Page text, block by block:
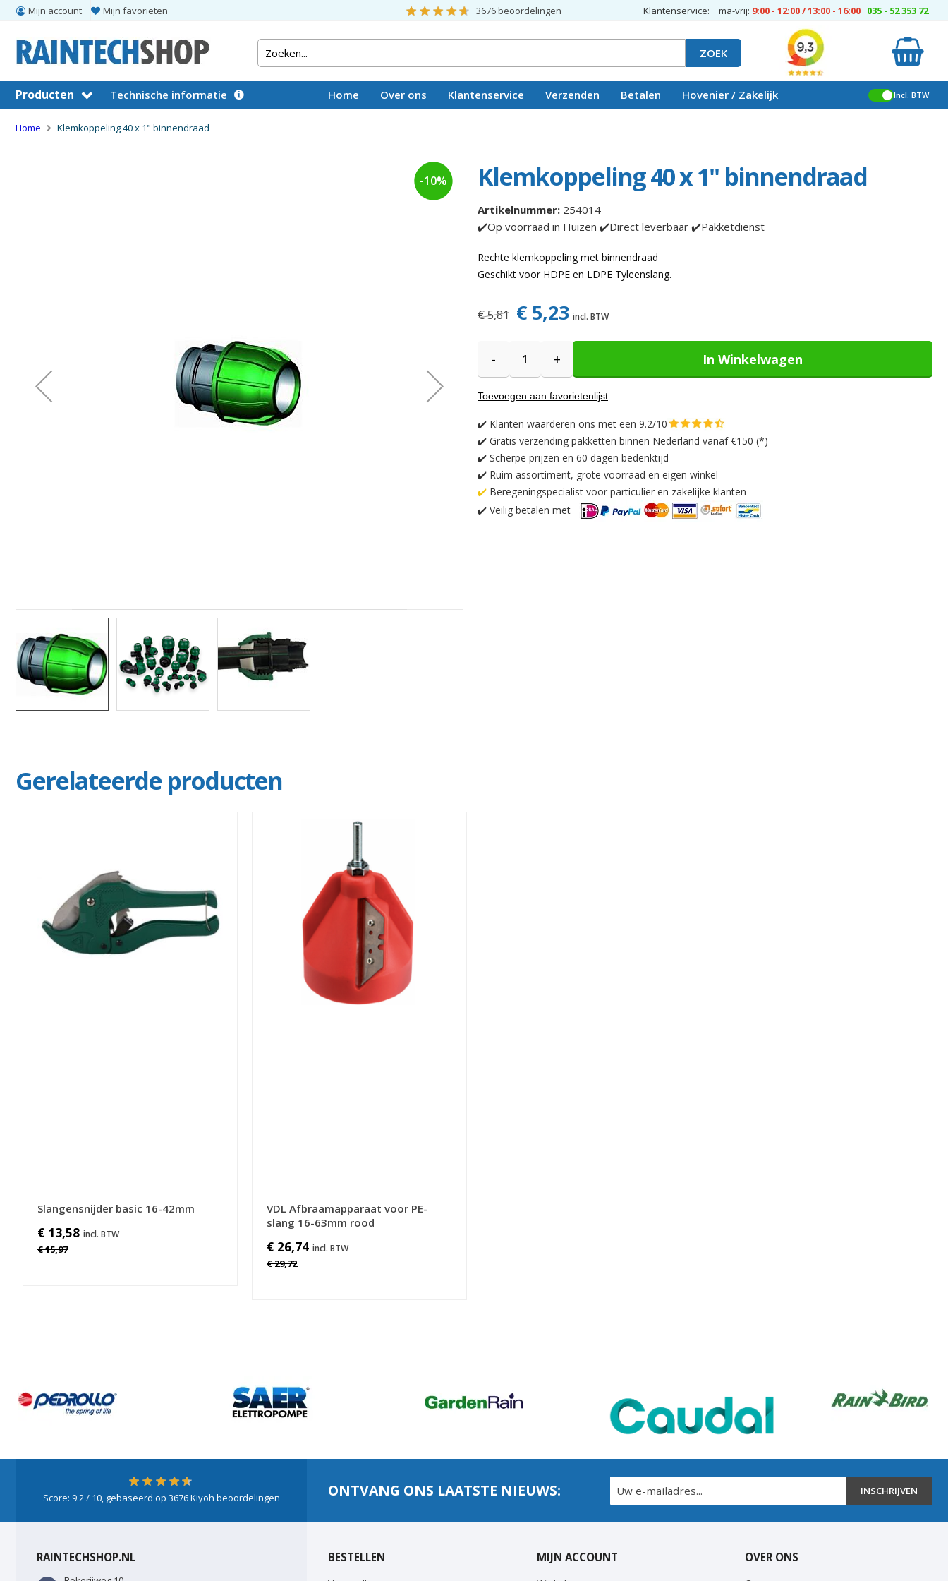
Mijn account Mijn favorieten Klantenservice: ma-vrij: 9:00 - 12:00 / 13:00 - 16:00 035 - 52 353 72
3676beoordelingen
Incl. BTW
ZOEK
Producten Technische informatie Home Over ons Klantenservice Verzenden Betalen
Hovenier / Zakelijk
Home Klemkoppeling 40 x 1" binnendraad
-10% Klemkoppeling 40 x 1" binnendraad
Artikelnummer: 254014
✔️Op voorraad in Huizen ✔️Direct leverbaar ✔️Pakketdienst
Rechte klemkoppeling met binnendraad
Geschikt voor HDPE en LDPE Tyleenslang.
€ 5,23
€ 5,81
- + In Winkelwagen
Toevoegen aan favorietenlijst
✔️ Klanten waarderen ons met een 9.2/10
✔️ Gratis verzending pakketten binnen Nederland vanaf €150 (*)
✔️ Scherpe prijzen en 60 dagen bedenktijd
✔️ Ruim assortiment, grote voorraad en eigen winkel
✔️ Beregeningspecialist voor particulier en zakelijke klanten
✔️ Veilig betalen met
Gerelateerde producten
Slangensnijder basic 16-42mm
€ 13,58
€ 15,97
VDL Afbraamapparaat voor PE-
slang 16-63mm rood
€ 26,74
€ 29,72
Score: 9.2/ 10, gebaseerd op 3676Kiyoh beoordelingen ONTVANG ONS LAATSTE NIEUWS: INSCHRIJVEN
RAINTECHSHOP.NL BESTELLEN MIJN ACCOUNT OVER ONS